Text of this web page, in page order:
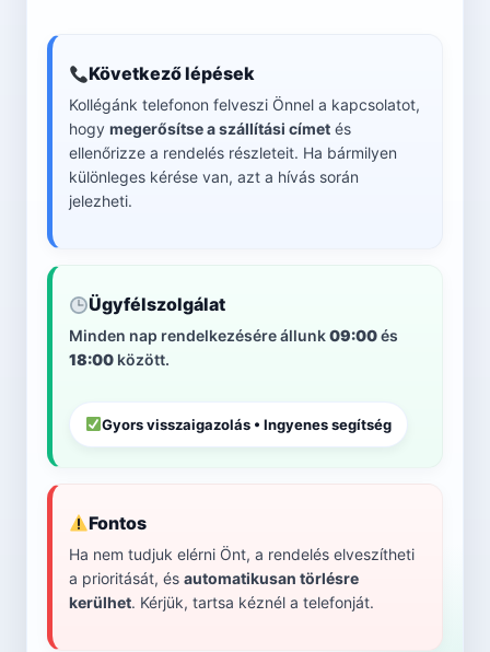
Következő lépések
Kollégánk telefonon felveszi Önnel a kapcsolatot,
hogy megerősítse a szállítási címet és
ellenőrizze a rendelés részleteit. Ha bármilyen
különleges kérése van, azt a hívás során
jelezheti.
Ügyfélszolgálat
Minden nap rendelkezésére állunk09:00és
18:00 között.
Gyors visszaigazolás • Ingyenes segítség
Fontos
Ha nem tudjuk elérni Önt, a rendelés elveszítheti
a prioritását, és automatikusan törlésre
kerülhet. Kérjük, tartsa kéznél a telefonját.